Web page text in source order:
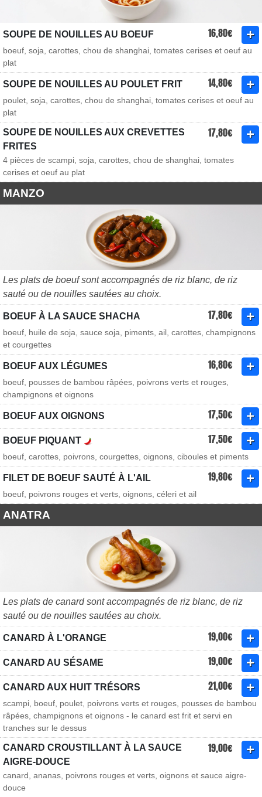
SOUPE DE NOUILLES AU BOEUF 16,80€
boeuf, soja, carottes, chou de shanghai, tomates cerises et oeuf au
plat
SOUPE DE NOUILLES AU POULET FRIT 14,80€
poulet, soja, carottes, chou de shanghai, tomates cerises et oeuf au
plat
SOUPE DE NOUILLES AUX CREVETTES
FRITES
17,80€
4 pièces de scampi, soja, carottes, chou de shanghai, tomates
cerises et oeuf au plat
MANZO
Les plats de boeuf sont accompagnés de riz blanc, de riz
sauté ou de nouilles sautées au choix.
BOEUF À LA SAUCE SHACHA 17,80€
boeuf, huile de soja, sauce soja, piments, ail, carottes, champignons
et courgettes
BOEUF AUX LÉGUMES 16,80€
boeuf, pousses de bambou râpées, poivrons verts et rouges,
champignons et oignons
BOEUF AUX OIGNONS 17,50€
BOEUF PIQUANT 17,50€
boeuf, carottes, poivrons, courgettes, oignons, ciboules et piments
FILET DE BOEUF SAUTÉ À L'AIL 19,80€
boeuf, poivrons rouges et verts, oignons, céleri et ail
ANATRA
Les plats de canard sont accompagnés de riz blanc, de riz
sauté ou de nouilles sautées au choix.
CANARD À L'ORANGE 19,00€
CANARD AU SÉSAME 19,00€
CANARD AUX HUIT TRÉSORS 21,00€
scampi, boeuf, poulet, poivrons verts et rouges, pousses de bambou
râpées, champignons et oignons - le canard est frit et servi en
tranches sur le dessus
CANARD CROUSTILLANT À LA SAUCE
AIGRE-DOUCE
19,00€
canard, ananas, poivrons rouges et verts, oignons et sauce aigre-
douce